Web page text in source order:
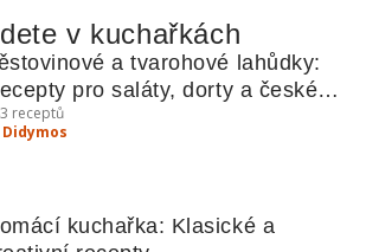
v kuchařkách
a tvarohové lahůdky:
pro saláty, dorty a české
receptů
Didymos
kuchařka: Klasické a